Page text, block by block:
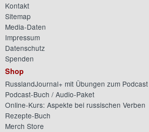
Kontakt
Sitemap
Media-Daten
Impressum
Datenschutz
Spenden
Shop
RusslandJournal+ mit Übungen zum Podcast
Podcast-Buch / Audio-Paket
Online-Kurs: Aspekte bei russischen Verben
Rezepte-Buch
Merch Store